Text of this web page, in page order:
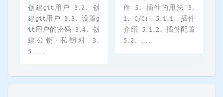
创建git用户 3.2. 创
建git用户 3.3. 设置g
it用户的密码 3.4. 创
建公钥-私钥对 3.
5....
件 5. 插件的用法 5.
1. C/C++ 5.1.1. 插件
介绍 5.1.2. 插件配置
5.2. ...